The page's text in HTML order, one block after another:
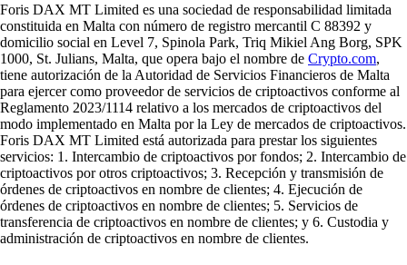
Foris DAX MT Limited es una sociedad de responsabilidad limitada
constituida en Malta con número de registro mercantil C 88392 y
domicilio social en Level 7, Spinola Park, Triq Mikiel Ang Borg, SPK
1000, St. Julians, Malta, que opera bajo el nombre de Crypto.com,
tiene autorización de la Autoridad de Servicios Financieros de Malta
para ejercer como proveedor de servicios de criptoactivos conforme al
Reglamento 2023/1114 relativo a los mercados de criptoactivos del
modo implementado en Malta por la Ley de mercados de criptoactivos.
Foris DAX MT Limited está autorizada para prestar los siguientes
servicios: 1. Intercambio de criptoactivos por fondos; 2. Intercambio de
criptoactivos por otros criptoactivos; 3. Recepción y transmisión de
órdenes de criptoactivos en nombre de clientes; 4. Ejecución de
órdenes de criptoactivos en nombre de clientes; 5. Servicios de
transferencia de criptoactivos en nombre de clientes; y 6. Custodia y
administración de criptoactivos en nombre de clientes.